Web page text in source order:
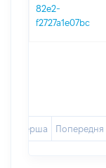
82e2-
f2727a1e07bc
Перша Попередня